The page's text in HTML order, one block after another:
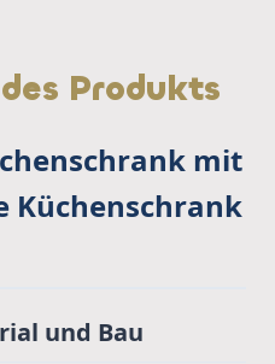
Produkts
mit
Küchenschrank
und Bau